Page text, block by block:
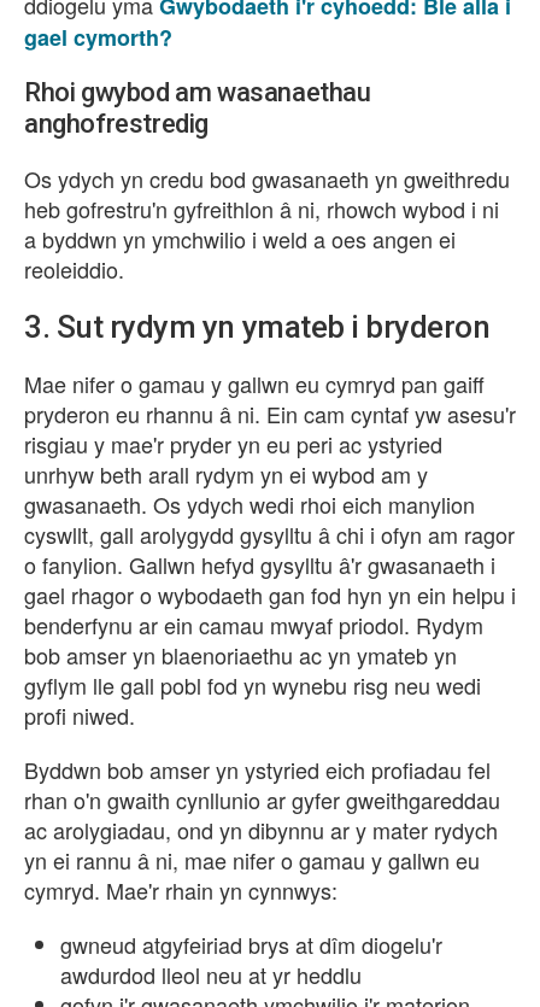
gael cymorth?
Rhoi gwybod am wasanaethau
anghofrestredig
Os ydych yn credu bod gwasanaeth yn gweithredu
heb gofrestru'n gyfreithlon â ni, rhowch wybod i ni
a byddwn yn ymchwilio i weld a oes angen ei
reoleiddio.
3. Sut rydym yn ymateb i bryderon
Mae nifer o gamau y gallwn eu cymryd pan gaiff
pryderon eu rhannu â ni. Ein cam cyntaf yw asesu'r
risgiau y mae'r pryder yn eu peri ac ystyried
unrhyw beth arall rydym yn ei wybod am y
gwasanaeth. Os ydych wedi rhoi eich manylion
cyswllt, gall arolygydd gysylltu â chi i ofyn am ragor
o fanylion. Gallwn hefyd gysylltu â'r gwasanaeth i
gael rhagor o wybodaeth gan fod hyn yn ein helpu i
benderfynu ar ein camau mwyaf priodol. Rydym
bob amser yn blaenoriaethu ac yn ymateb yn
gyflym lle gall pobl fod yn wynebu risg neu wedi
profi niwed.
Byddwn bob amser yn ystyried eich profiadau fel
rhan o'n gwaith cynllunio ar gyfer gweithgareddau
ac arolygiadau, ond yn dibynnu ar y mater rydych
yn ei rannu â ni, mae nifer o gamau y gallwn eu
cymryd. Mae'r rhain yn cynnwys:
gwneud atgyfeiriad brys at dîm diogelu'r
awdurdod lleol neu at yr heddlu